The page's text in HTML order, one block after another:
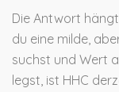
Die Antwort
du eine milde,
suchst und Wert
legst, ist HHC